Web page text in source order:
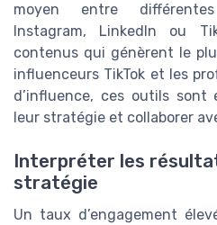
moyen entre
Instagram, LinkedIn ou
contenus qui génèrent le
influenceurs TikTok et les
d’influence, ces outils sont
leur stratégie et collaborer
Interpréter les
stratégie
Un taux d’engagement